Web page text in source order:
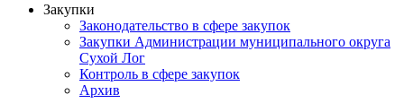
Закупки
Законодательство в сфере закупок
Закупки Администрации муниципального округа
Сухой Лог
Контроль в сфере закупок
Архив